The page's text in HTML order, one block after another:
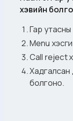
хэвийн
Гар утасны
Menu
Call reject
Хадгалсан
болгоно.